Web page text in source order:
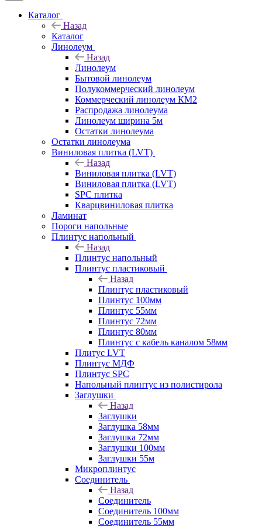
Каталог
Назад
Каталог
Линолеум
Назад
Линолеум
Бытовой линолеум
Полукоммерческий линолеум
Коммерческий линолеум КМ2
Распродажа линолеума
Линолеум ширина 5м
Остатки линолеума
Остатки линолеума
Виниловая плитка (LVT)
Назад
Виниловая плитка (LVT)
Виниловая плитка (LVT)
SPC плитка
Кварцвиниловая плитка
Ламинат
Пороги напольные
Плинтус напольный
Назад
Плинтус напольный
Плинтус пластиковый
Назад
Плинтус пластиковый
Плинтус 100мм
Плинтус 55мм
Плинтус 72мм
Плинтус 80мм
Плинтус с кабель каналом 58мм
Плитус LVT
Плинтус МДФ
Плинтус SPC
Напольный плинтус из полистирола
Заглушки
Назад
Заглушки
Заглушка 58мм
Заглушка 72мм
Заглушки 100мм
Заглушки 55м
Микроплинтус
Соединитель
Назад
Соединитель
Соединитель 100мм
Соединитель 55мм